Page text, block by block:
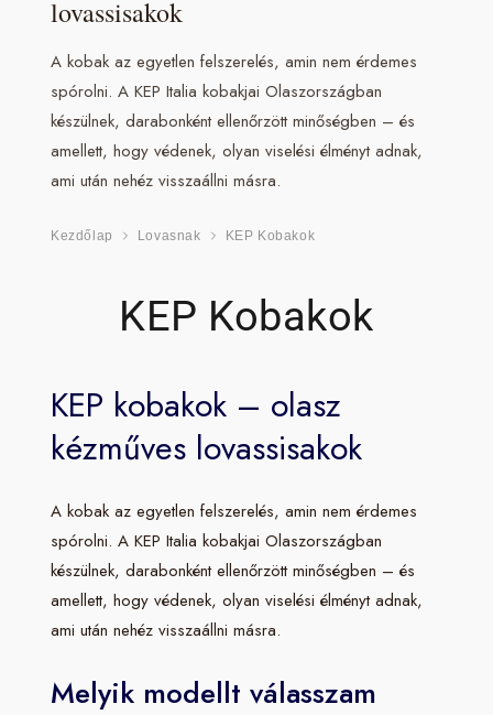
lovassisakok
A kobak az egyetlen felszerelés, amin nem érdemes
spórolni. A KEP Italia kobakjai Olaszországban
készülnek, darabonként ellenőrzött minőségben – és
amellett, hogy védenek, olyan viselési élményt adnak,
ami után nehéz visszaállni másra.
Kezdőlap Lovasnak KEP Kobakok
KEP Kobakok
KEP kobakok – olasz
kézműves lovassisakok
A kobak az egyetlen felszerelés, amin nem érdemes
spórolni. A KEP Italia kobakjai Olaszországban
készülnek, darabonként ellenőrzött minőségben – és
amellett, hogy védenek, olyan viselési élményt adnak,
ami után nehéz visszaállni másra.
Melyik modellt válasszam